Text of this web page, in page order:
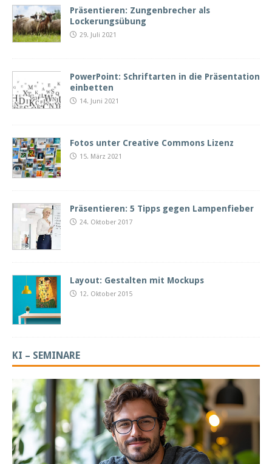
Präsentieren: Zungenbrecher als
Lockerungsübung
29. Juli 2021
PowerPoint: Schriftarten in die Präsentation
einbetten
14. Juni 2021
Fotos unter Creative Commons Lizenz
15. März 2021
Präsentieren: 5 Tipps gegen Lampenfieber
24. Oktober 2017
Layout: Gestalten mit Mockups
12. Oktober 2015
KI – SEMINARE